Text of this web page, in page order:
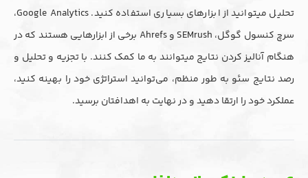
تحلیل میتوانید از ابزارهای بسیاری استفاده کنید. Google Analytics،
سرچ کنسول گوگل، SEMrush و Ahrefs برخی از ابزارهایی هستند که در
هنگام آنالیز کردن نتایج میتوانند به ما کمک کنند. با تجزیه و تحلیل و
رصد نتایج سئو به طور منظم، می‌توانید استراتژی خود را بهینه کنید،
عملکرد خود را ارتقا دهید و در نهایت به اهدافتان برسید.